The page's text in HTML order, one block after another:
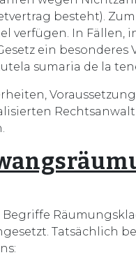
besteht).
verfügen. In Fällen,
ein besonderes
sumaria de la
Tatsächlich